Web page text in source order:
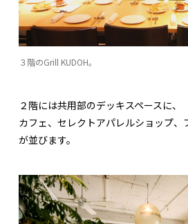
３階のGrill KUDOH。
２階には共用部のデッキスペースに、
カフェ、セレクトアパレルショップ、
が並びます。